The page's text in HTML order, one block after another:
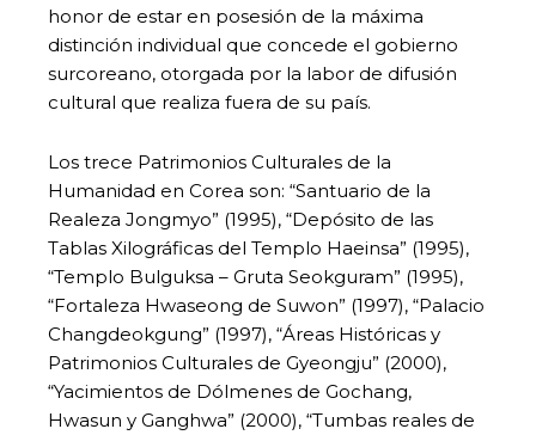
honor de estar en posesión de la máxima
distinción individual que concede el gobierno
surcoreano, otorgada por la labor de difusión
cultural que realiza fuera de su país.
Los trece Patrimonios Culturales de la
Humanidad en Corea son: “Santuario de la
Realeza Jongmyo” (1995), “Depósito de las
Tablas Xilográficas del Templo Haeinsa” (1995),
“Templo Bulguksa – Gruta Seokguram” (1995),
“Fortaleza Hwaseong de Suwon” (1997), “Palacio
Changdeokgung” (1997), “Áreas Históricas y
Patrimonios Culturales de Gyeongju” (2000),
“Yacimientos de Dólmenes de Gochang,
Hwasun y Ganghwa” (2000), “Tumbas reales de